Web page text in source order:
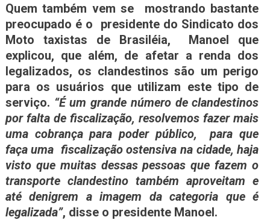
Quem também vem se mostrando bastante
preocupado é o presidente do Sindicato dos
Moto taxistas de Brasiléia, Manoel que
explicou, que além, de afetar a renda dos
legalizados, os clandestinos são um perigo
para os usuários que utilizam este tipo de
serviço. “É um grande número de clandestinos
por falta de fiscalização, resolvemos fazer mais
uma cobrança para poder público, para que
faça uma fiscalização ostensiva na cidade, haja
visto que muitas dessas pessoas que fazem o
transporte clandestino também aproveitam e
até denigrem a imagem da categoria que é
legalizada”, disse o presidente Manoel.